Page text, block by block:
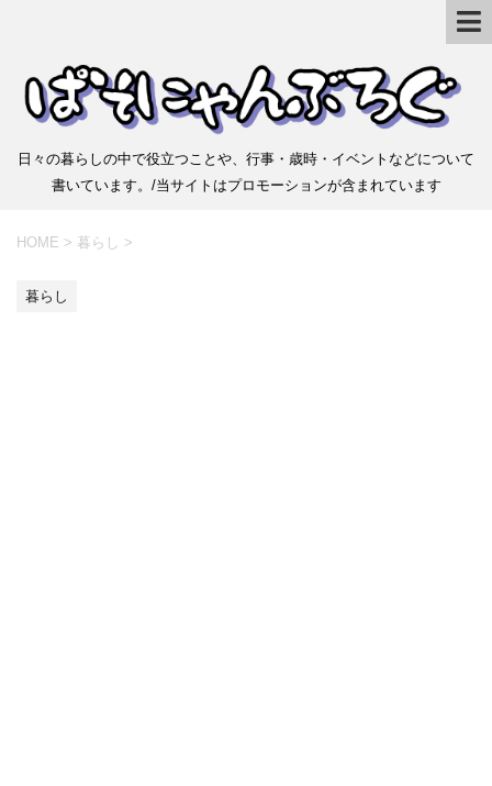
日々の暮らしの中で役立つことや、行事・歳時・イベントなどについて
書いています。/当サイトはプロモーションが含まれています
HOME > 暮らし >
暮らし